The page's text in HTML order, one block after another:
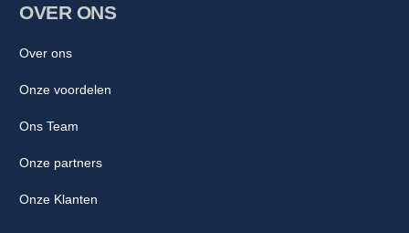
watersysteem).
OVER ONS
Over ons
Onze voordelen
Ons Team
Onze partners
Onze Klanten